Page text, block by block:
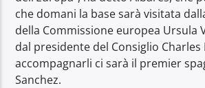
che domani la base sarà visitata
della Commissione europea Ursula
dal presidente del Consiglio Charles
accompagnarli ci sarà il premier
Sanchez.